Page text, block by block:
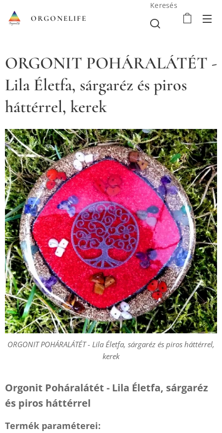
ORGONELIFE
Keresés
ORGONIT POHÁRALÁTÉT -
Lila Életfa, sárgaréz és piros
háttérrel, kerek
ORGONIT POHÁRALÁTÉT - Lila Életfa, sárgaréz és piros háttérrel,
kerek
Orgonit Poháralátét - Lila Életfa, sárgaréz
és piros háttérrel
Termék paraméterei: